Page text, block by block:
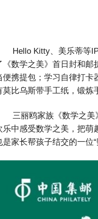
Hello Kitty、美乐蒂等
《数学之美》首日封和邮
便携提包；学习自律打卡
莫比乌斯带手工纸，锻炼
三丽鸥家族《数学之美
乐中感受数学之美，把萌
是家长帮孩子结交的一位